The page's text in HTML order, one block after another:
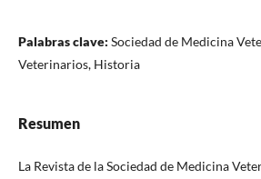
Palabras clave: Sociedad de Medicina
Veterinarios, Historia
Resumen
La Revista de la Sociedad de Medicina